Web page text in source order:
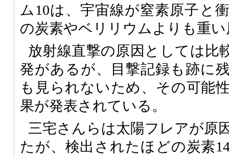
ム10は、宇宙線が窒素原子と
の炭素やベリリウムよりも重
放射線直撃の原因としては比
発があるが、目撃記録も跡に
も見られないため、その可能
果が発表されている。
三宅さんらは太陽フレアが原
たが、検出されたほどの炭素